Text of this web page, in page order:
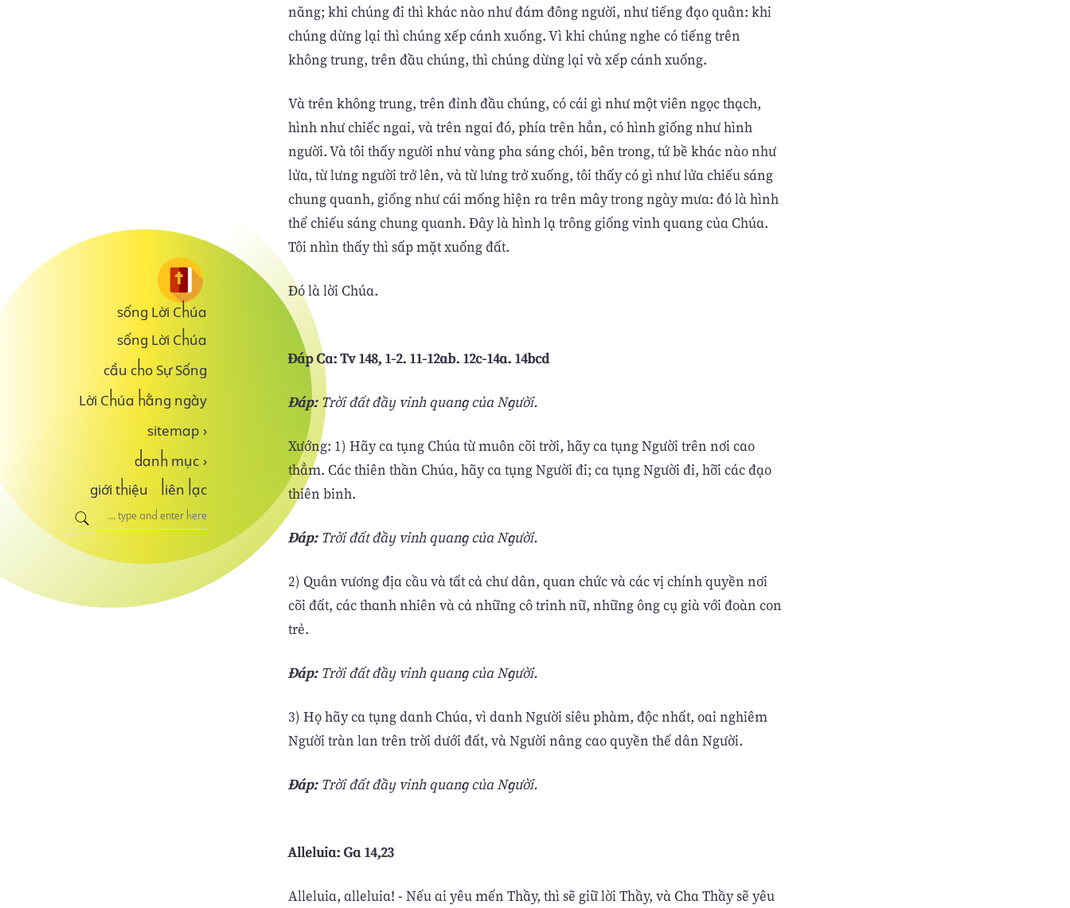
sống Lời Chúa
sống Lời Chúa
cầu cho Sự Sống
Lời Chúa hằng ngày
sitemap ›
danh mục ›
giới thiệu
liên lạc
năng; khi chúng đi thì khác nào như đám đông người, như tiếng đạo quân: khi
chúng dừng lại thì chúng xếp cánh xuống. Vì khi chúng nghe có tiếng trên
không trung, trên đầu chúng, thì chúng dừng lại và xếp cánh xuống.
Và trên không trung, trên đỉnh đầu chúng, có cái gì như một viên ngọc thạch,
hình như chiếc ngai, và trên ngai đó, phía trên hẳn, có hình giống như hình
người. Và tôi thấy người như vàng pha sáng chói, bên trong, tứ bề khác nào như
lửa, từ lưng người trở lên, và từ lưng trở xuống, tôi thấy có gì như lửa chiếu sáng
chung quanh, giống như cái mống hiện ra trên mây trong ngày mưa: đó là hình
thể chiếu sáng chung quanh. Ðây là hình lạ trông giống vinh quang của Chúa.
Tôi nhìn thấy thì sấp mặt xuống đất.
Ðó là lời Chúa.
Ðáp Ca: Tv 148, 1-2. 11-12ab. 12c-14a. 14bcd
Ðáp:Trời đất đầy vinh quang của Người.
Xướng: 1) Hãy ca tụng Chúa từ muôn cõi trời, hãy ca tụng Người trên nơi cao
thẳm. Các thiên thần Chúa, hãy ca tụng Người đi; ca tụng Người đi, hỡi các đạo
thiên binh.
Ðáp:Trời đất đầy vinh quang của Người.
2) Quân vương địa cầu và tất cả chư dân, quan chức và các vị chính quyền nơi
cõi đất, các thanh nhiên và cả những cô trinh nữ, những ông cụ già với đoàn con
trẻ.
Ðáp:Trời đất đầy vinh quang của Người.
3) Họ hãy ca tụng danh Chúa, vì danh Người siêu phàm, độc nhất, oai nghiêm
Người tràn lan trên trời dưới đất, và Người nâng cao quyền thế dân Người.
Ðáp:Trời đất đầy vinh quang của Người.
Alleluia: Ga 14,23
Alleluia, alleluia! - Nếu ai yêu mến Thầy, thì sẽ giữ lời Thầy, và Cha Thầy sẽ yêu